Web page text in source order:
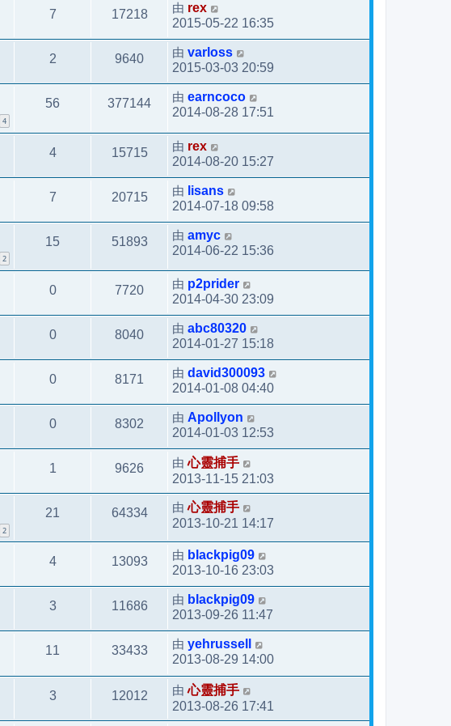
7 17218 由 rex
2015-05-22 16:35
2 9640 由 varloss
2015-03-03 20:59
4
56 377144 由 earncoco
2014-08-28 17:51
4 15715 由 rex
2014-08-20 15:27
7 20715 由 lisans
2014-07-18 09:58
2
15 51893 由 amyc
2014-06-22 15:36
0 7720 由 p2prider
2014-04-30 23:09
0 8040 由 abc80320
2014-01-27 15:18
0 8171 由 david300093
2014-01-08 04:40
0 8302 由 Apollyon
2014-01-03 12:53
1 9626 由心靈捕手
2013-11-15 21:03
2
21 64334 由心靈捕手
2013-10-21 14:17
4 13093 由 blackpig09
2013-10-16 23:03
3 11686 由 blackpig09
2013-09-26 11:47
11 33433 由 yehrussell
2013-08-29 14:00
3 12012 由心靈捕手
2013-08-26 17:41